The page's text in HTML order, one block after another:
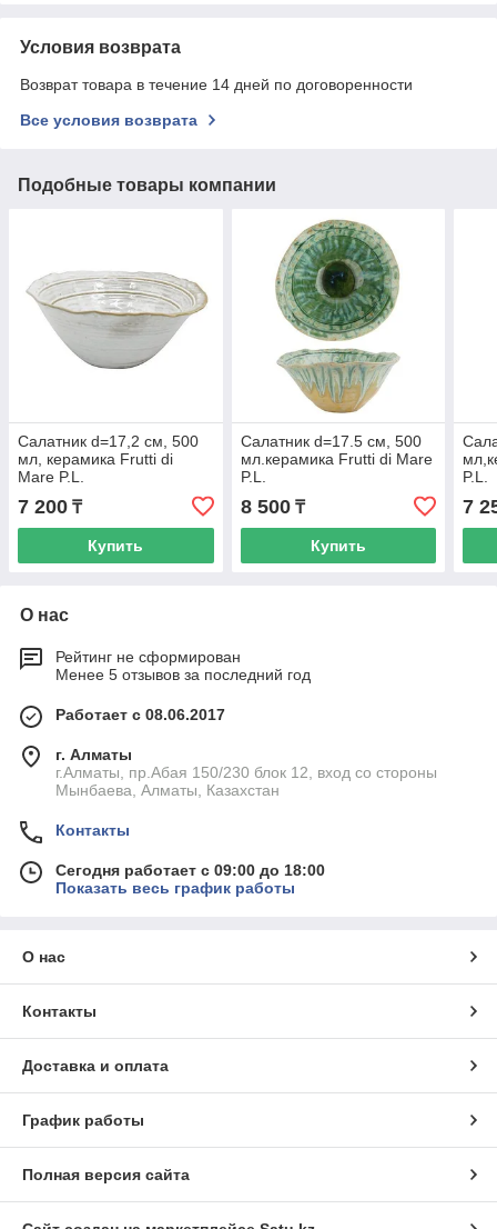
Условия возврата
Возврат товара в течение 14 дней по договоренности
Все условия возврата
Подобные товары компании
Салатник d=17,2 см, 500
мл, керамика Frutti di
Mare P.L.
7 200 ₸
Купить
Салатник d=17.5 см, 500
мл.керамика Frutti di Mare
P.L.
8 500₸
Купить
P.L.
7
О нас
Рейтинг не сформирован
Менее 5 отзывов за последний год
Работает с 08.06.2017
г. Алматы
г.Алматы, пр.Абая 150/230 блок 12, вход со стороны
Мынбаева, Алматы, Казахстан
Контакты
Сегодня работает с 09:00 до 18:00
Показать весь график работы
О нас
Контакты
Доставка и оплата
График работы
Полная версия сайта